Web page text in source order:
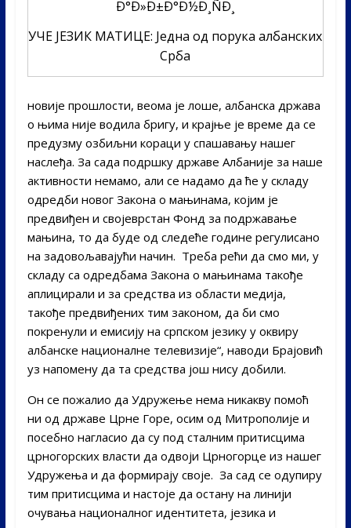
УЧЕ ЈЕЗИК МАТИЦЕ: Једна од порука албанских
Срба
новије прошлости, веома је лоше, албанска држава
о њима није водила бригу, и крајње је време да се
предузму озбиљни кораци у спашавању нашег
наслеђа. За сада подршку државе Албаније за наше
активности немамо, али се надамо да ће у складу
одредби новог Закона о мањинама, којим је
предвиђен и својеврстан Фонд за подржавање
мањина, то да буде од следеће године регулисано
на задовољавајући начин. Треба рећи да смо ми, у
складу са одредбама Закона о мањинама такође
аплицирали и за средства из области медија,
такође предвиђених тим законом, да би смо
покренули и емисију на српском језику у оквиру
албанске националне телевизије“, наводи Брајовић
уз напомену да та средства још нису добили.
Он се пожалио да Удружење нема никакву помоћ
ни од државе Црне Горе, осим од Митрополије и
посебно нагласио да су под сталним притисцима
црногорских власти да одвоји Црногорце из нашег
Удружења и да формирају своје. За сад се одупиру
тим притисцима и настоје да остану на линији
очувања националног идентитета, језика и